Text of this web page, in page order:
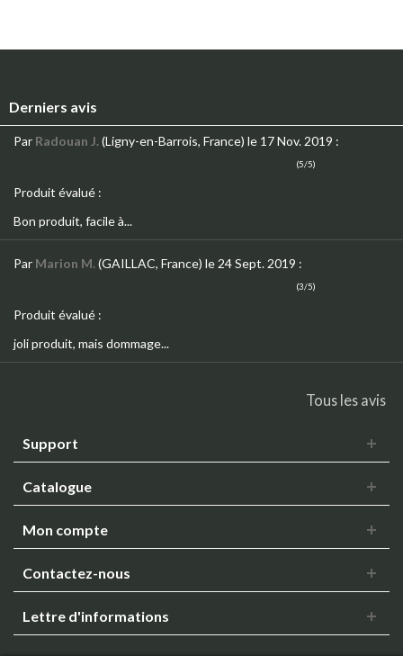
Derniers avis
Par Radouan J.(Ligny-en-Barrois, France) le 17 Nov. 2019 :
(5/5)
Produit évalué :
Bon produit, facile à...
Par Marion M.(GAILLAC, France) le 24 Sept. 2019 :
(3/5)
Produit évalué :
joli produit, mais dommage...
Tous les avis
Support
Catalogue
Mon compte
Contactez-nous
Lettre d'informations